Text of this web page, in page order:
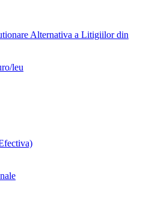
Alternativa a Litigiilor din
leu